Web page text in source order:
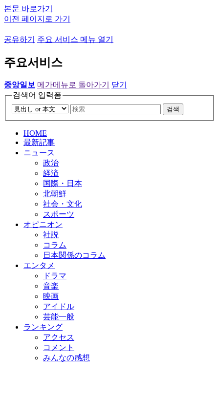
본문 바로가기
이전 페이지로 가기
공유하기 주요 서비스 메뉴 열기
주요서비스
중앙일보 메가메뉴로 돌아가기
닫기
검색어 입력폼
검색
HOME
最新記事
ニュース
政治
経済
国際・日本
北朝鮮
社会・文化
スポーツ
オピニオン
社説
コラム
日本関係のコラム
エンタメ
ドラマ
音楽
映画
アイドル
芸能一般
ランキング
アクセス
コメント
みんなの感想